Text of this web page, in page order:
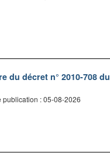
du décret n° 2010-708 du
publication : 05-08-2026